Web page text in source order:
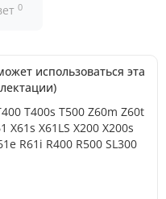
0
использоваться эта
T400s T500 Z60m Z60t
X61s X61LS X200 X200s
R61i R400 R500 SL300